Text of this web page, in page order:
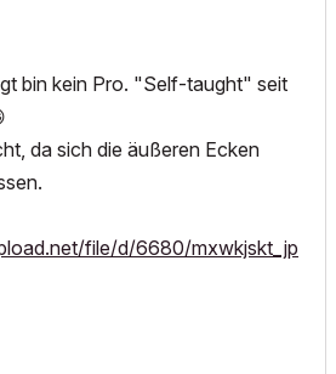
bin kein Pro. "Self-taught" seit
da sich die äußeren Ecken
file/d/6680/mxwkjskt_jp